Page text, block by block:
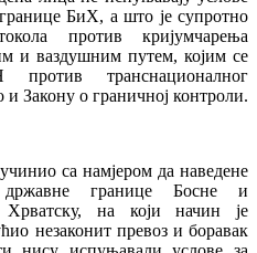
БиХ, а што је супротно
против кријумчарења
и ваздушним путем, којим се
транснационалног
Закону о граничној контроли.
са намјером да наведене
државне границе Босне и
на који начин је
незаконит превоз и боравак